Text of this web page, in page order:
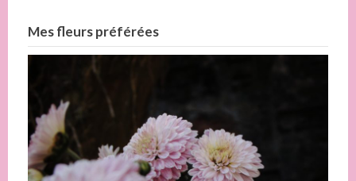
Mes fleurs préférées